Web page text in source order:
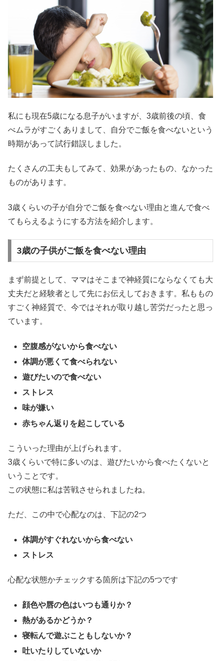
私にも現在5歳になる息子がいますが、3歳前後の頃、食
べムラがすごくありまして、自分でご飯を食べないという
時期があって試行錯誤しました。
たくさんの工夫もしてみて、効果があったもの、なかった
ものがあります。
3歳くらいの子が自分でご飯を食べない理由と進んで食べ
てもらえるようにする方法を紹介します。
3歳の子供がご飯を食べない理由
まず前提として、ママはそこまで神経質にならなくても大
丈夫だと経験者として先にお伝えしておきます。私ももの
すごく神経質で、今ではそれが取り越し苦労だったと思っ
ています。
空腹感がないから食べない
体調が悪くて食べられない
遊びたいので食べない
ストレス
味が嫌い
赤ちゃん返りを起こしている
こういった理由が上げられます。
3歳くらいで特に多いのは、遊びたいから食べたくないと
いうことです。
この状態に私は苦戦させられましたね。
ただ、この中で心配なのは、下記の2つ
体調がすぐれないから食べない
ストレス
心配な状態かチェックする箇所は下記の5つです
顔色や唇の色はいつも通りか？
熱があるかどうか？
寝転んで遊ぶこともしないか？
吐いたりしていないか